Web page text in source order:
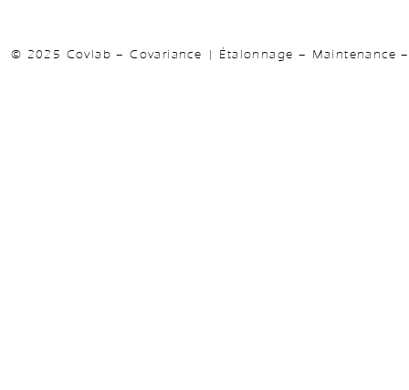
© 2025 Covlab – Covariance | Étalonnage – Maintenance